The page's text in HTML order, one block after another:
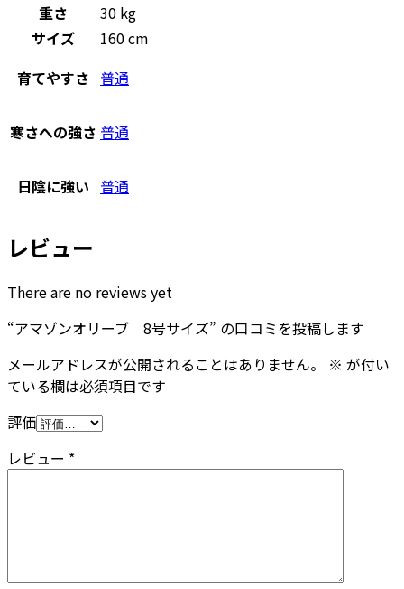
重さ
30 kg
サイズ
160 cm
育てやすさ 普通
寒さへの強さ 普通
日陰に強い 普通
レビュー
There are no reviews yet
“アマゾンオリーブ 8号サイズ” の口コミを投稿します
メールアドレスが公開されることはありません。
※ が付い
ている欄は必須項目です
評価
レビュー *